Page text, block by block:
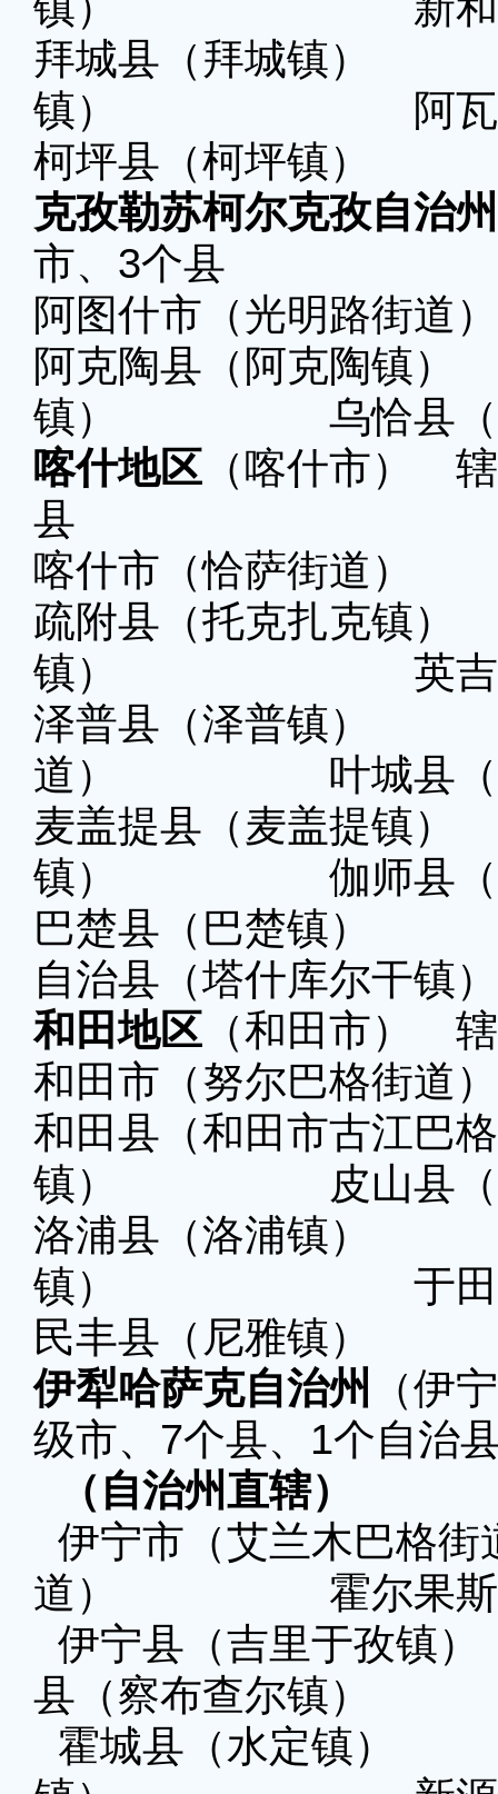
拜城县（拜城
镇） 阿瓦提县
柯坪县（柯坪镇）
克孜勒苏柯尔克孜自治州
市、3个县
阿图什市（光明路街道）
阿克陶县（阿克
镇） 乌恰县（乌
喀什地区 （喀什市）
县
喀什市（恰萨街道）
疏附县（托克扎
镇） 英吉沙县
泽普县（泽普镇
道） 叶城县（喀
麦盖提县（麦盖提
镇） 伽师县（巴
巴楚县（巴楚镇
自治县（塔什库尔干镇）
和田地区 （和田市）
和田市（努尔巴格街道）
和田县（和田市古江
镇） 皮山县（固
洛浦县（洛浦
镇） 于田县（
民丰县（尼雅镇）
伊犁哈萨克自治州
（伊
级市、7个县、1个自治
（自治州直辖）
伊宁市（艾兰木巴
道） 霍尔果斯市
伊宁县（吉里于
县（察布查尔镇）
霍城县（水定